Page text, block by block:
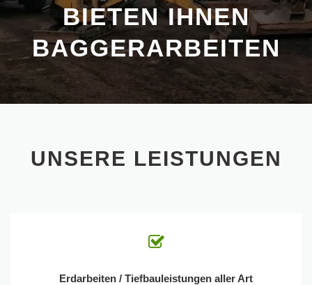
BIETEN IHNEN
TIEFBAUARBEITEN
UNSERE LEISTUNGEN
Erdarbeiten / Tiefbauleistungen aller Art